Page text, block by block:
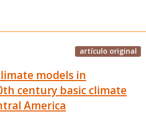
artículo original
models in
century basic climate
America